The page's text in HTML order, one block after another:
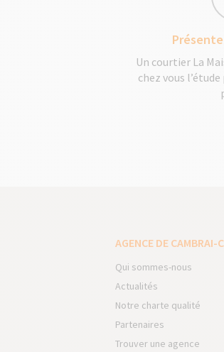
Un courtier La
chez vous
AGENCE DE CAMBRAI-
Qui sommes-nous
Actualités
Notre charte qualité
Partenaires
Trouver une agence